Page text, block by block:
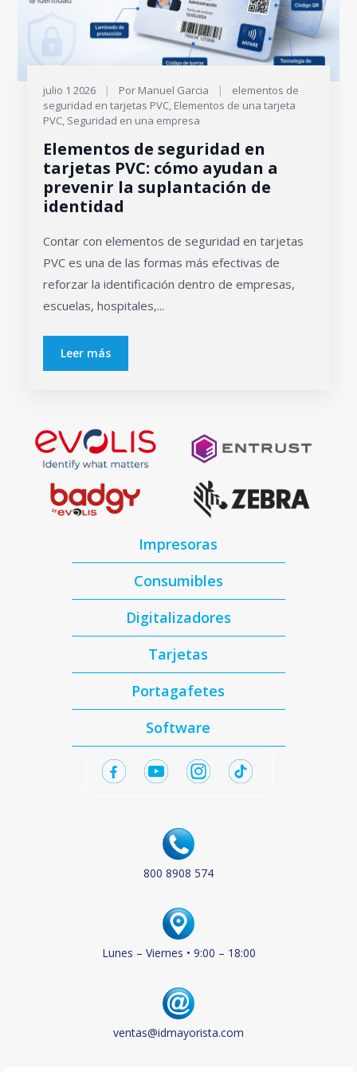
julio 1 2026 | Por Manuel Garcia |
elementos de
seguridad en tarjetas PVC Elementos de una tarjeta
PVC Seguridad en una empresa
Elementos de seguridad en
tarjetas PVC: cómo ayudan a
prevenir la suplantación de
identidad
Contar con elementos de seguridad en tarjetas
PVC es una de las formas más efectivas de
reforzar la identificación dentro de empresas,
escuelas, hospitales,...
Leer más
Impresoras
Consumibles
Digitalizadores
Tarjetas
Portagafetes
Software
800 8908 574
Lunes – Viernes • 9:00 – 18:00
ventas@idmayorista.com